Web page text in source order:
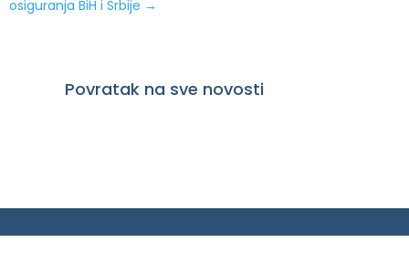
osiguranja BiH i Srbije →
Povratak na sve novosti